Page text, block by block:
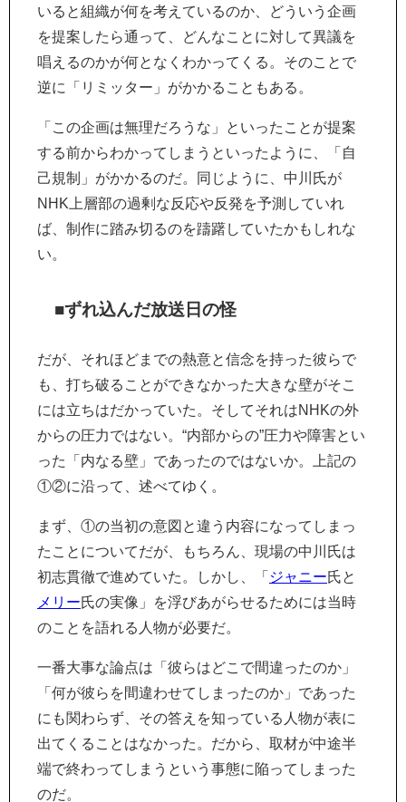
いると組織が何を考えているのか、どういう企画
を提案したら通って、どんなことに対して異議を
唱えるのかが何となくわかってくる。そのことで
逆に「リミッター」がかかることもある。
「この企画は無理だろうな」といったことが提案
する前からわかってしまうといったように、「自
己規制」がかかるのだ。同じように、中川氏が
NHK上層部の過剰な反応や反発を予測していれ
ば、制作に踏み切るのを躊躇していたかもしれな
い。
■ずれ込んだ放送日の怪
だが、それほどまでの熱意と信念を持った彼らで
も、打ち破ることができなかった大きな壁がそこ
には立ちはだかっていた。そしてそれはNHKの外
からの圧力ではない。“内部からの”圧力や障害とい
った「内なる壁」であったのではないか。上記の
①②に沿って、述べてゆく。
まず、①の当初の意図と違う内容になってしまっ
たことについてだが、もちろん、現場の中川氏は
初志貫徹で進めていた。しかし、「 ジャニー氏と
メリー氏の実像」を浮びあがらせるためには当時
のことを語れる人物が必要だ。
一番大事な論点は「彼らはどこで間違ったのか」
「何が彼らを間違わせてしまったのか」であった
にも関わらず、その答えを知っている人物が表に
出てくることはなかった。だから、取材が中途半
端で終わってしまうという事態に陥ってしまった
のだ。